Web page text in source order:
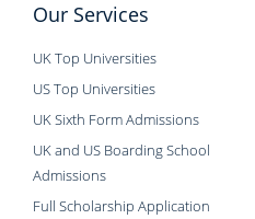
Our Services
UK Top Universities
US Top Universities
UK Sixth Form Admissions
UK and US Boarding School
Admissions
Full Scholarship Application